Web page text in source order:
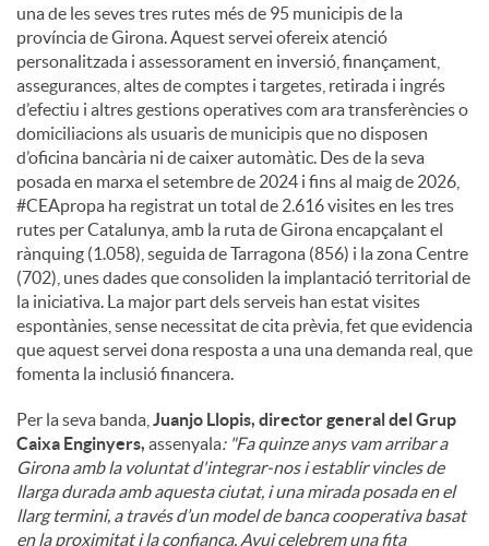
una de les seves tres rutes més de 95 municipis de la
província de Girona. Aquest servei ofereix atenció
personalitzada i assessorament en inversió, finançament,
assegurances, altes de comptes i targetes, retirada i ingrés
d’efectiu i altres gestions operatives com ara transferències o
domiciliacions als usuaris de municipis que no disposen
d’oficina bancària ni de caixer automàtic. Des de la seva
posada en marxa el setembre de 2024 i fins al maig de 2026,
#CEApropa ha registrat un total de 2.616 visites en les tres
rutes per Catalunya, amb la ruta de Girona encapçalant el
rànquing (1.058), seguida de Tarragona (856) i la zona Centre
(702), unes dades que consoliden la implantació territorial de
la iniciativa. La major part dels serveis han estat visites
espontànies, sense necessitat de cita prèvia, fet que evidencia
que aquest servei dona resposta a una una demanda real, que
fomenta la inclusió financera.
Per la seva banda, Juanjo Llopis, director general del Grup
Caixa Enginyers, assenyala: "Fa quinze anys vam arribar a
Girona amb la voluntat d'integrar-nos i establir vincles de
llarga durada amb aquesta ciutat, i una mirada posada en el
llarg termini, a través d’un model de banca cooperativa basat
en la proximitat i la confiança. Avui celebrem una fita